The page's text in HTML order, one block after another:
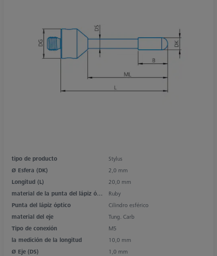
tipo de producto
Stylus
Ø Esfera (DK)
2,0 mm
Longitud (L)
20,0 mm
material de la punta del lápiz óptico
Ruby
Punta del lápiz óptico
Cilindro esférico
material del eje
Tung. Carb
Tipo de conexión
M5
la medición de la longitud
10,0 mm
Ø Eje (DS)
1,0 mm